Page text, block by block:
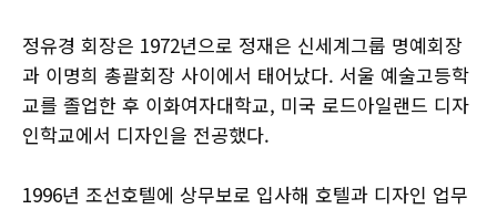
정유경 회장은 1972년으로 정재은 신세계그룹 명예회장
과 이명희 총괄회장 사이에서 태어났다. 서울 예술고등학
교를 졸업한 후 이화여자대학교, 미국 로드아일랜드 디자
인학교에서 디자인을 전공했다.
1996년 조선호텔에 상무보로 입사해 호텔과 디자인 업무